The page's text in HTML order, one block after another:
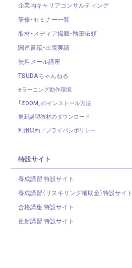
企業内キャリアコンサルティング
研修・セミナー一覧
取材・メディア掲載・執筆依頼
関連書籍・出版実績
無料メール講座
TSUDAちゃんねる
eラーニング動作環境
「ZOOM」のインストール方法
更新講習教材のダウンロード
利用規約／プライバシポリシー
特設サイト
養成講習 特設サイト
養成講習（リスキリング補助金）特設サイト
合格講座 特設サイト
更新講習 特設サイト